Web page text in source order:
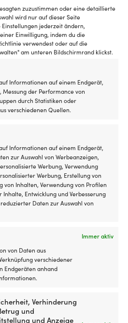
zuzustimmen oder eine detaillierte
wird nur auf dieser Seite
jederzeit ändern,
Einwilligung, indem du die
verwendest oder auf die
am unteren Bildschirmrand klickst.
Informationen auf einem Endgerät,
Messung der Performance von
durch Statistiken oder
verschiedenen Quellen.
Informationen auf einem Endgerät,
zur Auswahl von Werbeanzeigen,
Werbung, Verwendung
Werbung, Erstellung von
von Inhalten, Verwendung von Profilen
Entwicklung und Verbesserung
Daten zur Auswahl von
Immer aktiv
von Daten aus
verschiedener
Endgeräten anhand
Verhinderung
und
und Anzeige
gefunden, die deiner Auswahl
Preisgarantie der
einfach: Wir gleichen die
an. Du kannst also
einkaufen – findest du den
14 Tagen bei einem anderen
wir den Preis im
komplizierten Bedingungen.